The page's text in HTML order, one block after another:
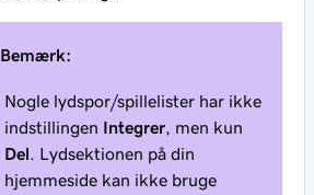
Bemærk:
Nogle lydspor/spillelister har ikke
indstillingen Integrer , men kun
Del . Lydsektionen på din
hjemmeside kan ikke bruge